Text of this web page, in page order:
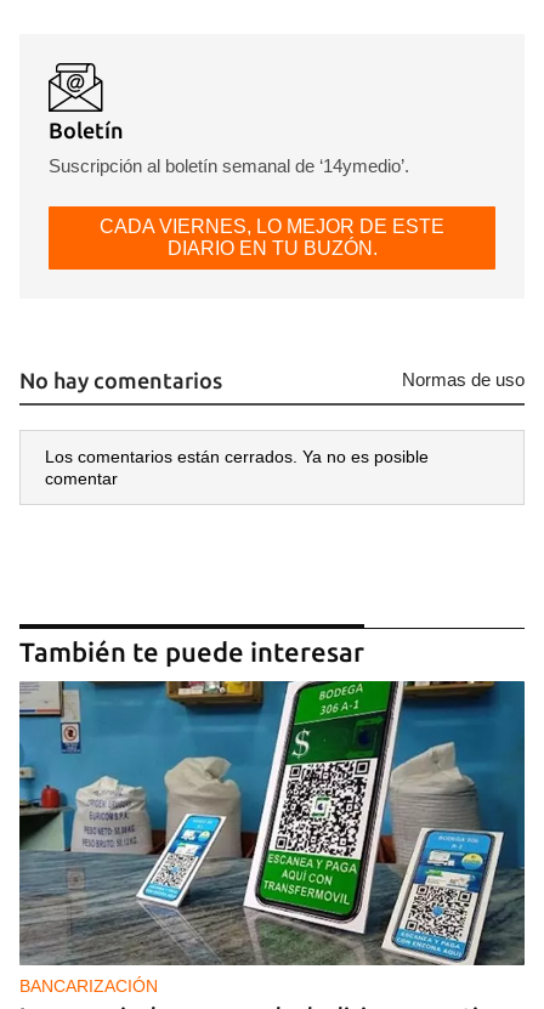
Boletín
Suscripción al boletín semanal de ‘14ymedio’.
CADA VIERNES, LO MEJOR DE ESTE
DIARIO EN TU BUZÓN.
No hay comentarios Normas de uso
Los comentarios están cerrados. Ya no es posible
comentar
También te puede interesar
BANCARIZACIÓN